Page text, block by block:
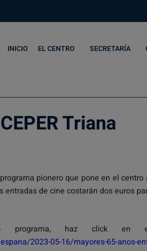
INICIO EL CENTRO SECRETARÍA
Triana
pionero que pone en el
de cine costarán dos euros
programa, haz click en
2023-05-16/mayores-65-anos-